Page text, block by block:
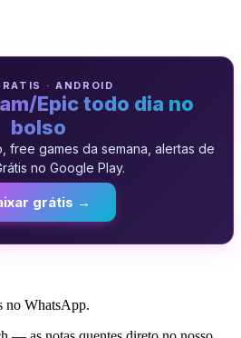
· ANDROID
Epic todo dia no
bolso
free games da semana, alertas de
no Google Play.
grátis →
no WhatsApp.